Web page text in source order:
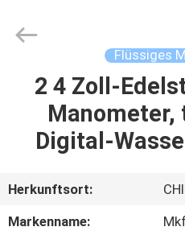
HAUS
PRODUKTE
ÜBER
UNS
Export
Co.,Ltd..
Flüssiges
2 4 Zoll-
Manometer,
Digital-
Herkunftsort:
Markenname: